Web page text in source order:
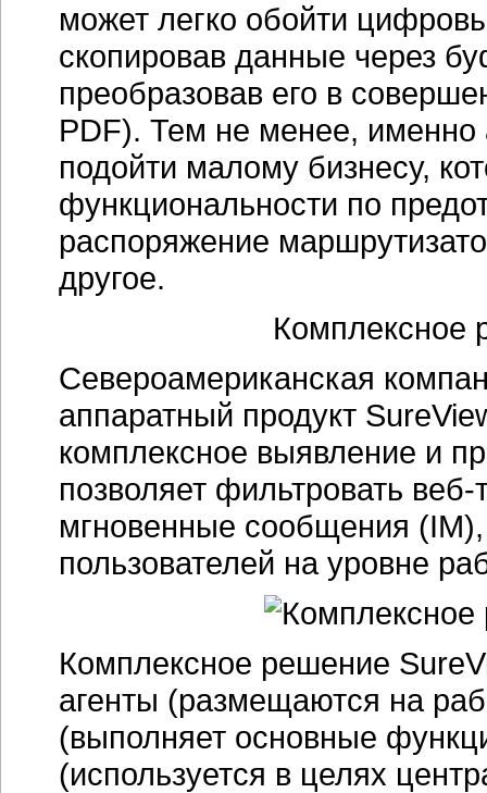
может легко обойти
скопировав данные через
преобразовав его в
PDF). Тем не менее, именно
подойти малому бизнесу,
функциональности по
распоряжение
другое.
Комплексное
Североамериканская
аппаратный продукт
комплексное выявление и
позволяет фильтровать
мгновенные сообщения (IM),
пользователей на уровне
Комплексное решение
агенты (размещаются на
(выполняет основные
(используется в целях